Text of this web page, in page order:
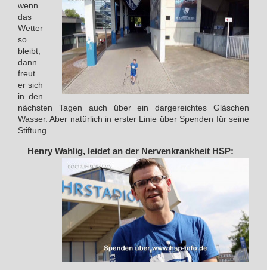
wenn
das
Wetter
so
bleibt,
dann
freut
er sich
in den
nächsten Tagen auch über ein dargereichtes Gläschen
Wasser. Aber natürlich in erster Linie über Spenden für seine
Stiftung.
Henry Wahlig, leidet an der Nervenkrankheit HSP: